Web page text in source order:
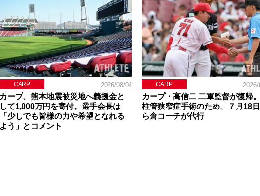
CARP 2026/08/04
カープ、熊本地震被災地へ義援金と
して1,000万円を寄付。選手会長は
「少しでも皆様の力や希望となれる
よう」とコメント
CARP 2026/
カープ・高信二 二軍監督が復帰
柱管狭窄症手術のため、７月18
ら倉コーチが代行